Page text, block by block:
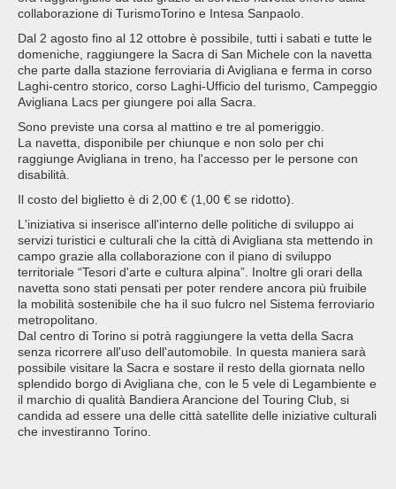
collaborazione di TurismoTorino e Intesa Sanpaolo.
Dal 2 agosto fino al 12 ottobre è possibile, tutti i sabati e tutte le
domeniche, raggiungere la Sacra di San Michele con la navetta
che parte dalla stazione ferroviaria di Avigliana e ferma in corso
Laghi-centro storico, corso Laghi-Ufficio del turismo, Campeggio
Avigliana Lacs per giungere poi alla Sacra.
Sono previste una corsa al mattino e tre al pomeriggio.
La navetta, disponibile per chiunque e non solo per chi
raggiunge Avigliana in treno, ha l'accesso per le persone con
disabilità.
Il costo del biglietto è di 2,00 € (1,00 € se ridotto).
L'iniziativa si inserisce all'interno delle politiche di sviluppo ai
servizi turistici e culturali che la città di Avigliana sta mettendo in
campo grazie alla collaborazione con il piano di sviluppo
territoriale “Tesori d'arte e cultura alpina”. Inoltre gli orari della
navetta sono stati pensati per poter rendere ancora più fruibile
la mobilità sostenibile che ha il suo fulcro nel Sistema ferroviario
metropolitano.
Dal centro di Torino si potrà raggiungere la vetta della Sacra
senza ricorrere all'uso dell'automobile. In questa maniera sarà
possibile visitare la Sacra e sostare il resto della giornata nello
splendido borgo di Avigliana che, con le 5 vele di Legambiente e
il marchio di qualità Bandiera Arancione del Touring Club, si
candida ad essere una delle città satellite delle iniziative culturali
che investiranno Torino.